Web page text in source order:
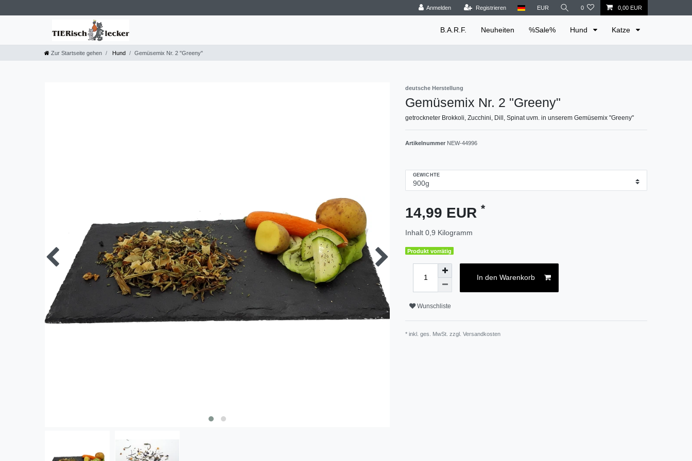
Anmelden Registrieren EUR 0 0,00 EUR
B.A.R.F. Neuheiten %Sale% Hund Katze
Zur Startseite gehen Hund Gemüsemix Nr. 2 "Greeny"
deutsche Herstellung
Gemüsemix Nr. 2 "Greeny"
getrockneter Brokkoli, Zucchini, Dill, Spinat uvm. in unserem Gemüsemix "Greeny"
Artikelnummer NEW-44996
GEWICHTE
14,99 EUR *
Inhalt 0,9 Kilogramm
Produkt vorrätig
In den Warenkorb
Wunschliste
* inkl. ges. MwSt. zzgl. Versandkosten